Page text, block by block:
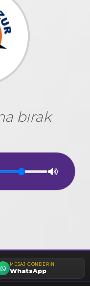
bırak
MESAJ GÖNDERIN
WhatsApp